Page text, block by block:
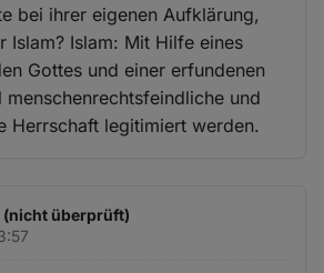
bei ihrer eigenen Aufklärung,
Islam? Islam: Mit Hilfe eines
Gottes und einer erfundenen
menschenrechtsfeindliche und
Herrschaft legitimiert werden.
(nicht überprüft)